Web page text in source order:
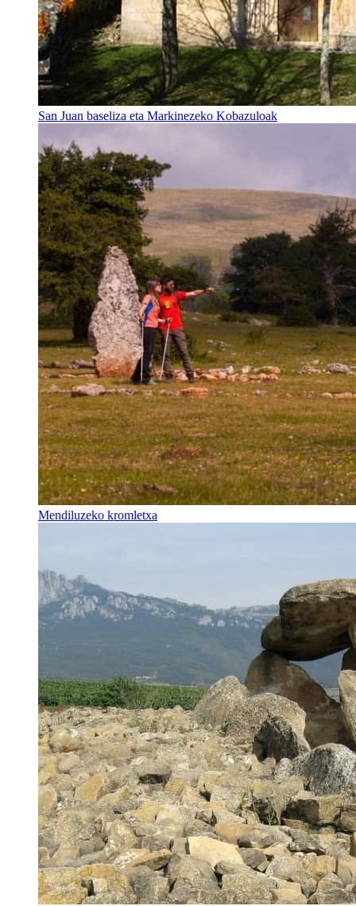
San Juan baseliza eta Markinezeko Kobazuloak
Mendiluzeko kromletxa